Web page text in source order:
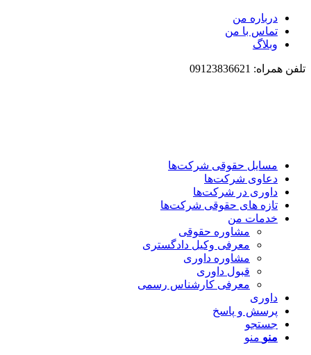
درباره من
تماس با من
وبلاگ
تلفن همراه: 09123836621
مسایل حقوقی شرکت‌ها
دعاوی شرکت‌ها
داوری در شرکت‌ها
تازه های حقوقی شرکت‌ها
خدمات من
مشاوره حقوقی
معرفی وکیل دادگستری
مشاوره داوری
قبول داوری
معرفی کارشناس رسمی
داوری
پرسش و پاسخ
جستجو
منو منو